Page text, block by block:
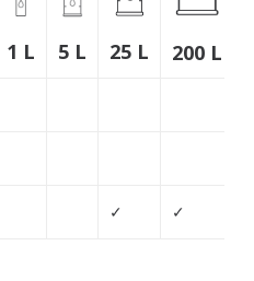
1 L 5 L 25 L 200 L
✓ ✓